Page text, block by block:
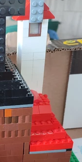
Pedagog
Pielęgniarka
Rada rodziców
Biblioteka
Stołówka
Świetlica
Kronika